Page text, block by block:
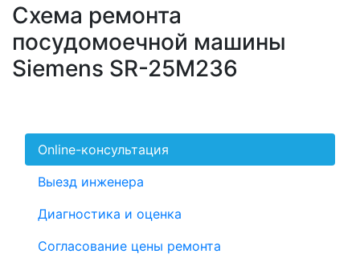
Схема ремонта
посудомоечной машины
Siemens SR-25M236
Online-консультация
Выезд инженера
Диагностика и оценка
Согласование цены ремонта